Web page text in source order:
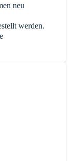
neu
werden.